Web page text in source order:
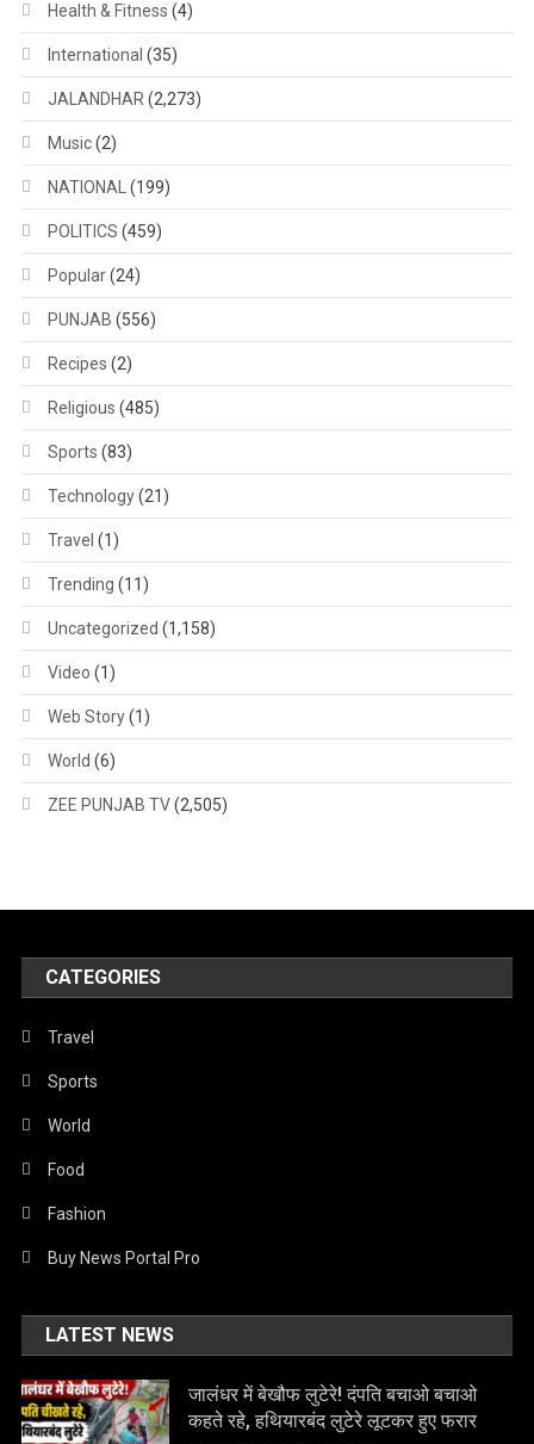
Health & Fitness (4)
International (35)
JALANDHAR(2,273)
Music(2)
NATIONAL(199)
POLITICS (459)
Popular(24)
PUNJAB (556)
Recipes (2)
Religious (485)
Sports (83)
Technology(21)
Travel (1)
Trending (11)
Uncategorized (1,158)
Video (1)
Web Story(1)
World (6)
ZEE PUNJAB TV(2,505)
CATEGORIES
Travel
Sports
World
Food
Fashion
Buy News Portal Pro
LATEST NEWS
जालंधर में बेखौफ लुटेरे! दंपति बचाओ बचाओ
कहते रहे, हथियारबंद लुटेरे लूटकर हुए फरार